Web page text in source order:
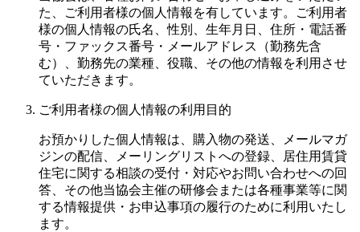
た、ご利用者様の個人情報を有しています。ご利用者
様の個人情報の氏名、性別、生年月日、住所・電話番
号・ファックス番号・メールアドレス（勤務先含
む）、勤務先の業種、役職、その他の情報を利用させ
ていただきます。
ご利用者様の個人情報の利用目的
お預かりした個人情報は、購入物の発送、メールマガ
ジンの配信、メーリングリストへの登録、居住用賃貸
住宅に関する相談の受付・対応やお問い合わせへの回
答、その他当協会主催の研修会または各種事業等に関
する情報提供・お申込事項の履行のために利用いたし
ます。